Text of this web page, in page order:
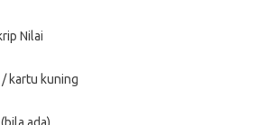
Nilai
kartu kuning
ada)